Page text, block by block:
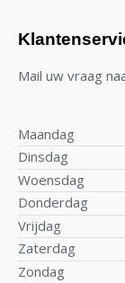
Mail uw vraag
Maandag
Dinsdag
Woensdag
Donderdag
Vrijdag
Zaterdag
Zondag